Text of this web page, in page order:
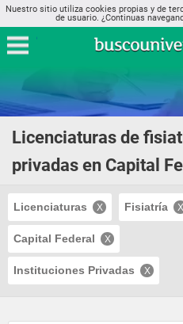
Nuestro sitio utiliza cookies propias y de
de usuario. ¿Continuas
Licenciaturas de
privadas en Capital
Licenciaturas Fisiatría
Capital Federal
Instituciones Privadas